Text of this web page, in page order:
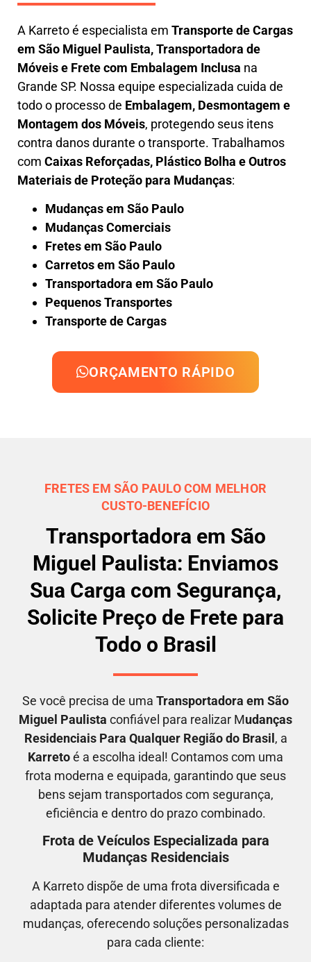
A Karretoé especialista em Transporte de Cargas
em São Miguel Paulista,Transportadora de
Móveis e Frete com Embalagem Inclusa na
Grande SP. Nossa equipe especializada cuida de
todo o processo de Embalagem, Desmontagem e
Montagem dos Móveis, protegendo seus itens
contra danos durante o transporte. Trabalhamos
com Caixas Reforçadas, Plástico Bolha e Outros
Materiais de Proteção para Mudanças:
Mudanças em São Paulo
Mudanças Comerciais
Fretes em São Paulo
Carretos em São Paulo
Transportadora em São Paulo
Pequenos Transportes
Transporte de Cargas
ORÇAMENTO RÁPIDO
FRETES EM SÃO PAULO COM MELHOR
CUSTO-BENEFÍCIO
Transportadora em São
Miguel Paulista: Enviamos
Sua Carga com Segurança,
Solicite Preço de Frete para
Todo o Brasil
Se você precisa de uma Transportadora em São
Miguel Paulista confiável para realizar Mudanças
Residenciais Para Qualquer Região do Brasil , a
Karretoé a escolha ideal! Contamos com uma
frota moderna e equipada, garantindo que seus
bens sejam transportados com segurança,
eficiência e dentro do prazo combinado.
Frota de Veículos Especializada para
Mudanças Residenciais
A Karreto dispõe de uma frota diversificada e
adaptada para atender diferentes volumes de
mudanças, oferecendo soluções personalizadas
para cada cliente: